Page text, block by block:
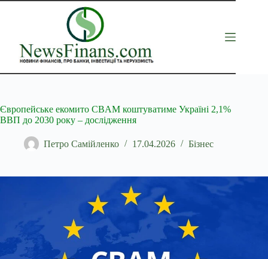
Перейти
Європейське екомито CBAM коштуватиме Україні 2,1%
ВВП до 2030 року – дослідження
Петро Самійленко 17.04.2026 Бізнес